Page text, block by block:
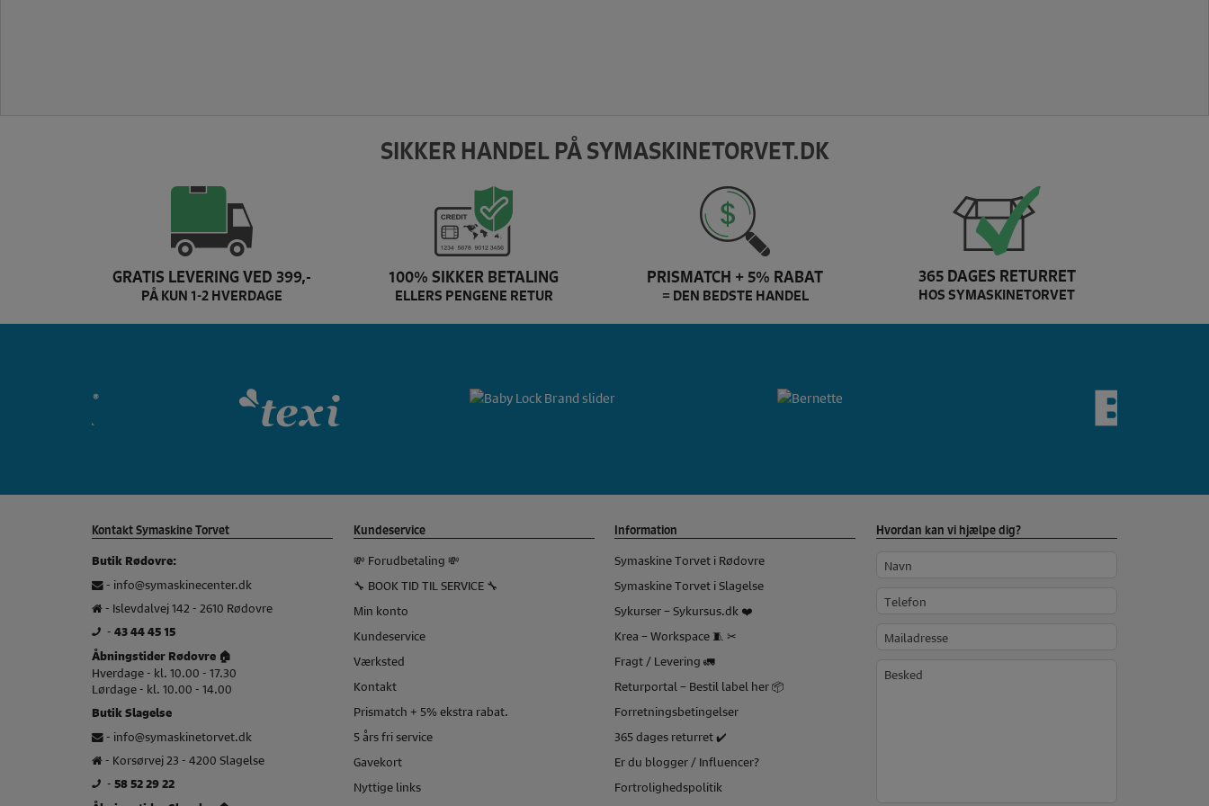
SIKKER HANDEL PÅ SYMASKINETORVET.DK
GRATIS LEVERING VED 399,-
PÅ KUN 1-2 HVERDAGE
100% SIKKER BETALING
ELLERS PENGENE RETUR
PRISMATCH + 5% RABAT
= DEN BEDSTE HANDEL
365 DAGES RETURRET
HOS SYMASKINETORVET
Kontakt Symaskine Torvet
Butik Rødovre:
- info@symaskinecenter.dk
- Islevdalvej 142 - 2610 Rødovre
- 43 44 45 15
Åbningstider Rødovre 🏠
Hverdage - kl. 10.00 - 17.30
Lørdage - kl. 10.00 - 14.00
Butik Slagelse
- info@symaskinetorvet.dk
- Korsørvej 23 - 4200 Slagelse
- 58 52 29 22
Kundeservice
💸 Forudbetaling 💸
🔧 BOOK TID TIL SERVICE 🔧
Min konto
Kundeservice
Værksted
Kontakt
Prismatch + 5% ekstra rabat.
5 års fri service
Gavekort
Nyttige links
Information
Symaskine Torvet i Rødovre
Symaskine Torvet i Slagelse
Sykurser – Sykursus.dk ❤️
Krea – Workspace 🧵 ✂
Fragt / Levering 🚛
Returportal – Bestil label her 📦
Forretningsbetingelser
365 dages returret ✔️
Er du blogger / Influencer?
Fortrolighedspolitik
Hvordan kan vi hjælpe dig?
Telefon
Mailadresse